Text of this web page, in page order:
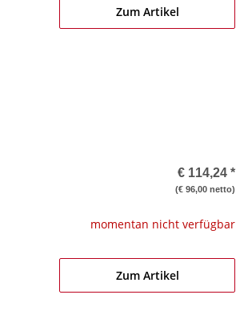
Zum Artikel
€ 114,24 *
(€ 96,00 netto)
momentan nicht verfügbar
Zum Artikel